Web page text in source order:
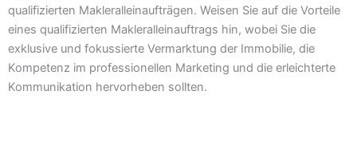
qualifizierten Makleralleinaufträgen. Weisen Sie auf die Vorteile
eines qualifizierten Makleralleinauftrags hin, wobei Sie die
exklusive und fokussierte Vermarktung der Immobilie, die
Kompetenz im professionellen Marketing und die erleichterte
Kommunikation hervorheben sollten.